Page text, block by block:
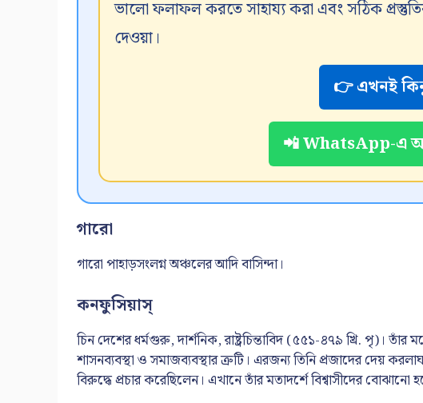
ভালো ফলাফল করতে সাহায্য করা এবং সঠিক
দেওয়া।
👉 এখনই
📲 WhatsApp-এ
গারো
গারো পাহাড়সংলগ্ন অঞ্চলের আদি বাসিন্দা।
কনফুসিয়াস্
চিন দেশের ধর্মগুরু, দার্শনিক, রাষ্ট্রচিন্তাবিদ (৫৫১-৪৭৯ খ্রি. পৃ)।
শাসনব্যবস্থা ও সমাজব্যবস্থার ত্রুটি। এরজন্য তিনি প্রজাদের দেয়
বিরুদ্ধে প্রচার করেছিলেন। এখানে তাঁর মতাদর্শে বিশ্বাসীদের বোঝানো